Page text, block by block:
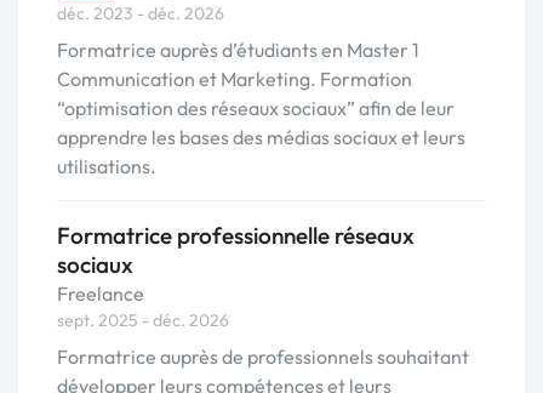
déc. 2023 - déc. 2026
Formatrice auprès d’étudiants en Master 1
Communication et Marketing. Formation
“optimisation des réseaux sociaux” afin de leur
apprendre les bases des médias sociaux et leurs
utilisations.
Formatrice professionnelle réseaux
sociaux
Freelance
sept. 2025 - déc. 2026
Formatrice auprès de professionnels souhaitant
développer leurs compétences et leurs